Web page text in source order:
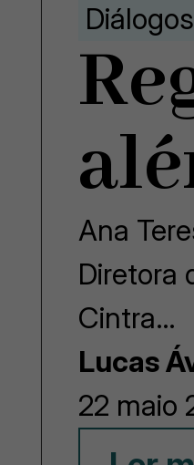
Ana
Diretora
Cintra…
Lucas
22 maio